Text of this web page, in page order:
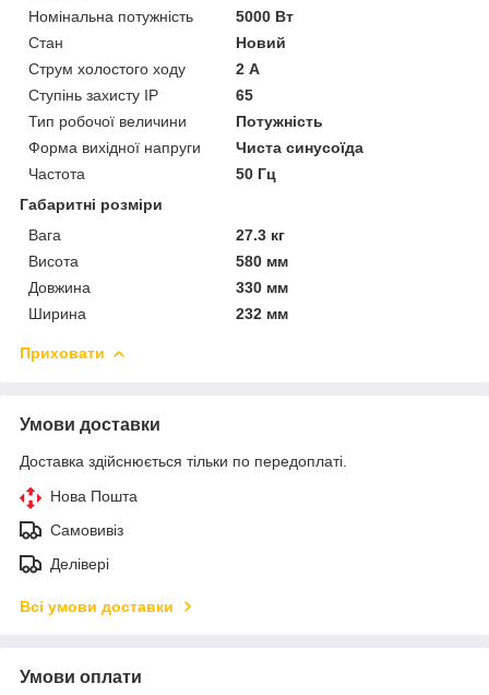
Номінальна потужність
5000 Вт
Стан
Новий
Струм холостого ходу
2 А
Ступінь захисту IP
65
Тип робочої величини
Потужність
Форма вихідної напруги
Чиста синусоїда
Частота
50 Гц
Габаритні розміри
Вага
27.3 кг
Висота
580 мм
Довжина
330 мм
Ширина
232 мм
Приховати
Умови доставки
Доставка здійснюється тільки по передоплаті.
Нова Пошта
Самовивіз
Делівері
Всі умови доставки
Умови оплати